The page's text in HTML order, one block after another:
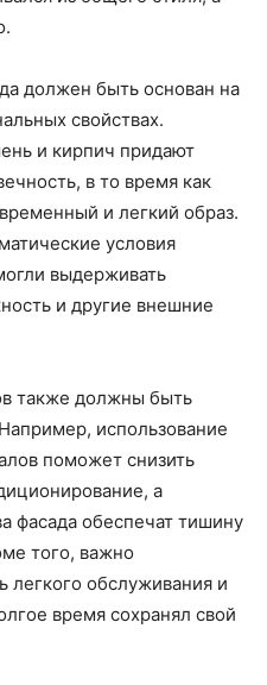
должен быть основан на
свойствах.
и кирпич придают
в то время как
и легкий образ.
условия
выдерживать
и другие внешние
также должны быть
использование
поможет снизить
а
фасада обеспечат тишину
того, важно
легкого обслуживания и
время сохранял свой